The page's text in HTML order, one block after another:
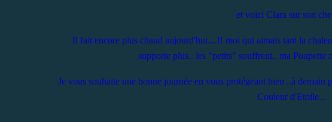
et voici Clara sur son
Il fait encore plus chaud aujourd'hui....!! moi qui aimais tant la
supporte plus.. les "petits" souffrent.. ma Poupette
Je vous souhaite une bonne journée en vous protégeant bien ..à
Couleur d'Etoile...